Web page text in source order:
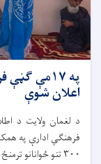
په ۱۷مې
اعلان شوې
د لغمان ولایت د
فرهنګي ادارې په
۳۰۰ تنو ځوانانو ترمنځ د عالیقدر امیرالمؤمنین (حفظه. . .